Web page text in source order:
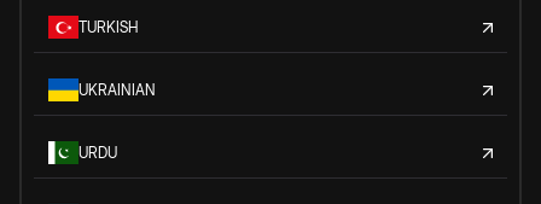
TURKISH
UKRAINIAN
URDU